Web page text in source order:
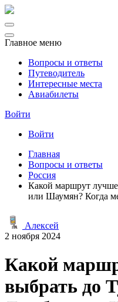
Главное меню
Вопросы и ответы
Путеводитель
Интересные места
Авиабилеты
Войти
Войти
Главная
Вопросы и ответы
Россия
Какой маршрут
или Шаумян? Когда
Алексей
2 ноября 2024
Какой
выбрать до